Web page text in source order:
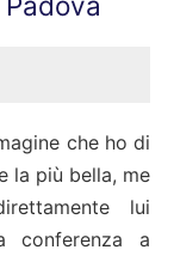
che ho di
la più bella, me
lui
conferenza a